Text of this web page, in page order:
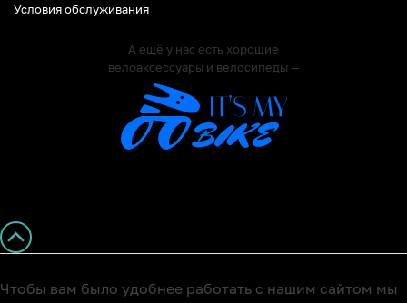
Условия обслуживания
А ещё у нас есть хорошие
велоаксессуары и велосипеды —
Чтобы вам было удобнее работать с нашим сайтом мы